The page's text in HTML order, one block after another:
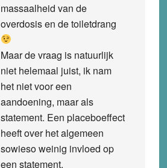
massaalheid van de
overdosis en de toiletdrang
Maar de vraag is natuurlijk
niet helemaal juist, ik nam
het niet voor een
aandoening, maar als
statement. Een placeboeffect
heeft over het algemeen
sowieso weinig invloed op
een statement.